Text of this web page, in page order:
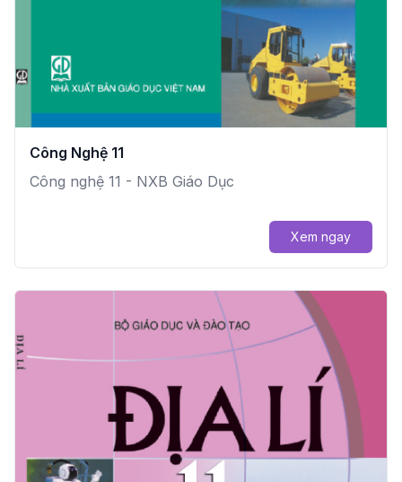
Công Nghệ 11
Công nghệ 11 - NXB Giáo Dục
Xem ngay